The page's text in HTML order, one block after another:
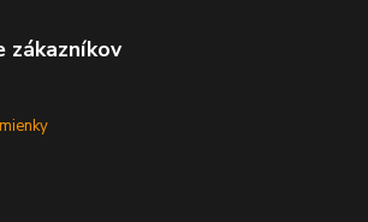
zákazníkov